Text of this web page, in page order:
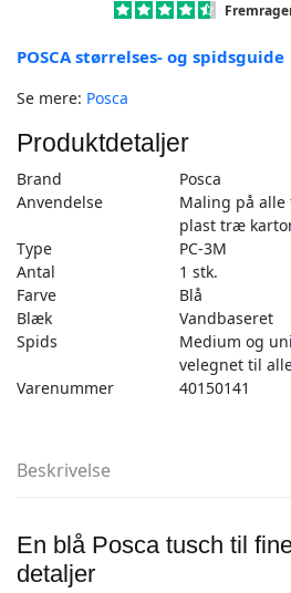
-
antal
POSCA størrelses- og spidsguide
Se mere: Posca
Produktdetaljer
Brand
Posca
Anvendelse
Maling på
plast træ
Type
PC-3M
Antal
1 stk.
Farve
Blå
Blæk
Vandbaseret
Spids
Medium og
velegnet til
Varenummer
40150141
Beskrivelse
En blå Posca tusch til
detaljer